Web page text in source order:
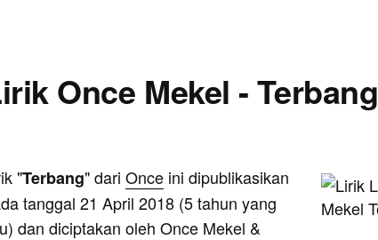
Once Mekel - Terbang
"Terbang" dari Once ini dipublikasikan
tanggal 21 April 2018 (5 tahun yang
dan diciptakan oleh Once Mekel &